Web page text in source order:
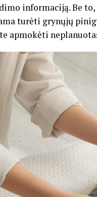
informaciją. Be
turėti grynųjų
apmokėti